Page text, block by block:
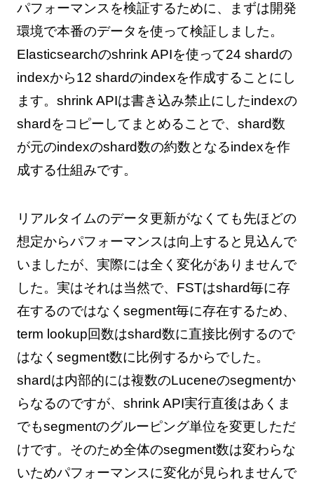
パフォーマンスを検証するために、まずは開発
環境で本番のデータを使って検証しました。
Elasticsearchのshrink APIを使って24 shardの
indexから12 shardのindexを作成することにし
ます。shrink APIは書き込み禁止にしたindexの
shardをコピーしてまとめることで、shard数
が元のindexのshard数の約数となるindexを作
成する仕組みです。
リアルタイムのデータ更新がなくても先ほどの
想定からパフォーマンスは向上すると見込んで
いましたが、実際には全く変化がありませんで
した。実はそれは当然で、FSTはshard毎に存
在するのではなくsegment毎に存在するため、
term lookup回数はshard数に直接比例するので
はなくsegment数に比例するからでした。
shardは内部的には複数のLuceneのsegmentか
らなるのですが、shrink API実行直後はあくま
でもsegmentのグルーピング単位を変更しただ
けです。そのため全体のsegment数は変わらな
いためパフォーマンスに変化が見られませんで